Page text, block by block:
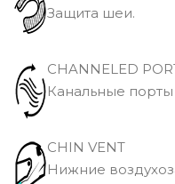
Защита шеи.
CHANNELED
Канальные
CHIN VENT
Нижние